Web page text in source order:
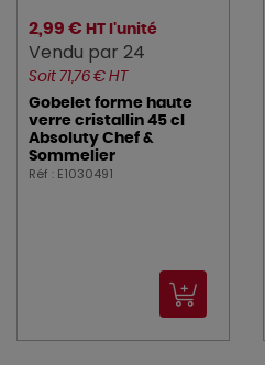
2,99 € HT l'unité
Vendu par 24
Soit 71,76 € HT
Gobelet forme haute
verre cristallin 45 cl
Absoluty Chef &
Sommelier
Réf : E1030491